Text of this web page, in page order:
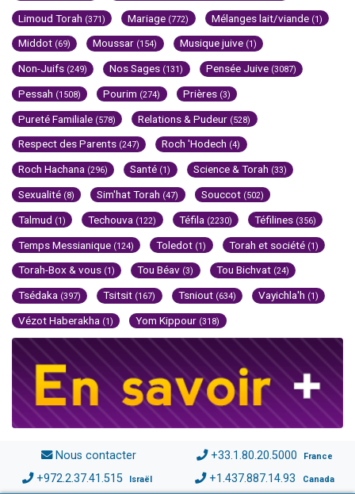
Limoud Torah (371) Mariage (772) Mélanges lait/viande (1)
Middot (69) Moussar (154) Musique juive (1)
Non-Juifs (249) Nos Sages (131) Pensée Juive (3087)
Pessah (1508) Pourim (274) Prières (3)
Pureté Familiale (578) Relations & Pudeur (528)
Respect des Parents (247) Roch 'Hodech (4)
Roch Hachana (296) Santé (1) Science & Torah (33)
Sexualité (8) Sim'hat Torah (47) Souccot (502)
Talmud (1) Techouva (122) Téfila (2230) Téfilines (356)
Temps Messianique (124) Toledot (1) Torah et société (1)
Torah-Box & vous (1) Tou Béav (3) Tou Bichvat (24)
Tsédaka (397) Tsitsit (167) Tsniout (634) Vayichla'h (1)
Vézot Haberakha (1) Yom Kippour (318)
Nous contacter +33.1.80.20.5000 France
+972.2.37.41.515 Israël +1.437.887.14.93 Canada